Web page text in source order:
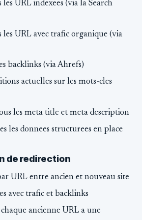
URL indexees (via la Search
les URL avec trafic organique (via
backlinks (via Ahrefs)
actuelles sur les mots-cles
les meta title et meta description
les donnees structurees en place
de redirection
URL entre ancien et nouveau site
avec trafic et backlinks
ancienne URL a une